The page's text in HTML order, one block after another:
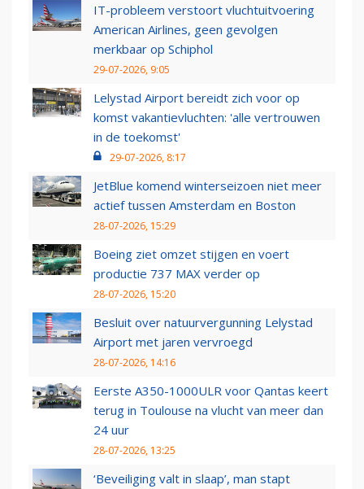
IT-probleem verstoort vluchtuitvoering
American Airlines, geen gevolgen
merkbaar op Schiphol
29-07-2026, 9:05
Lelystad Airport bereidt zich voor op
komst vakantievluchten: 'alle vertrouwen
in de toekomst'
29-07-2026, 8:17
JetBlue komend winterseizoen niet meer
actief tussen Amsterdam en Boston
28-07-2026, 15:29
Boeing ziet omzet stijgen en voert
productie 737 MAX verder op
28-07-2026, 15:20
Besluit over natuurvergunning Lelystad
Airport met jaren vervroegd
28-07-2026, 14:16
Eerste A350-1000ULR voor Qantas keert
terug in Toulouse na vlucht van meer dan
24 uur
28-07-2026, 13:25
‘Beveiliging valt in slaap’, man stapt